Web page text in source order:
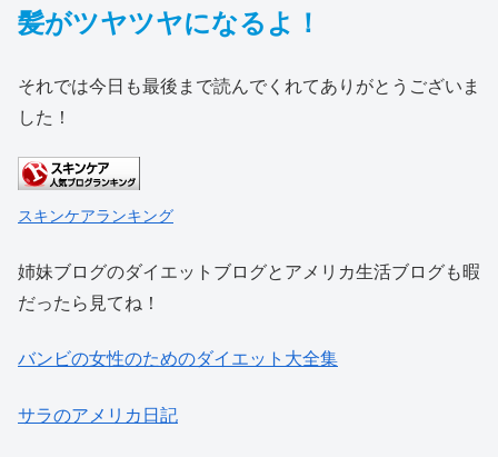
髪がツヤツヤになるよ！
それでは今日も最後まで読んでくれてありがとうございま
した！
スキンケアランキング
姉妹ブログのダイエットブログとアメリカ生活ブログも暇
だったら見てね！
バンビの女性のためのダイエット大全集
サラのアメリカ日記